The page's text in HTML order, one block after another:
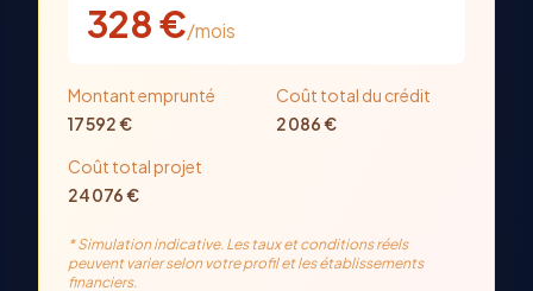
328€/mois
Montant emprunté
17 592€
Coût total du crédit
2 086€
Coût total projet
24 076€
* Simulation indicative. Les taux et conditions réels
peuvent varier selon votre profil et les établissements
financiers.